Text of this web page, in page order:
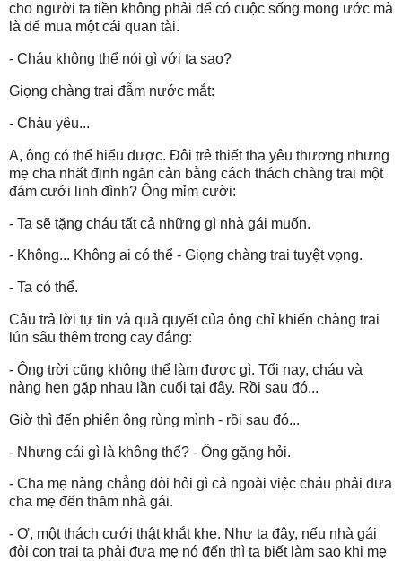
cho người ta tiền không phải để có cuộc sống mong ước mà
là để mua một cái quan tài.
- Cháu không thể nói gì với ta sao?
Giọng chàng trai đẫm nước mắt:
- Cháu yêu...
A, ông có thể hiểu được. Đôi trẻ thiết tha yêu thương nhưng
mẹ cha nhất định ngăn cản bằng cách thách chàng trai một
đám cưới linh đình? Ông mỉm cười:
- Ta sẽ tặng cháu tất cả những gì nhà gái muốn.
- Không... Không ai có thể - Giọng chàng trai tuyệt vọng.
- Ta có thể.
Câu trả lời tự tin và quả quyết của ông chỉ khiến chàng trai
lún sâu thêm trong cay đắng:
- Ông trời cũng không thể làm được gì. Tối nay, cháu và
nàng hẹn gặp nhau lần cuối tại đây. Rồi sau đó...
Giờ thì đến phiên ông rùng mình - rồi sau đó...
- Nhưng cái gì là không thể? - Ông gặng hỏi.
- Cha mẹ nàng chẳng đòi hỏi gì cả ngoài việc cháu phải đưa
cha mẹ đến thăm nhà gái.
- Ơ, một thách cưới thật khắt khe. Như ta đây, nếu nhà gái
đòi con trai ta phải đưa mẹ nó đến thì ta biết làm sao khi mẹ